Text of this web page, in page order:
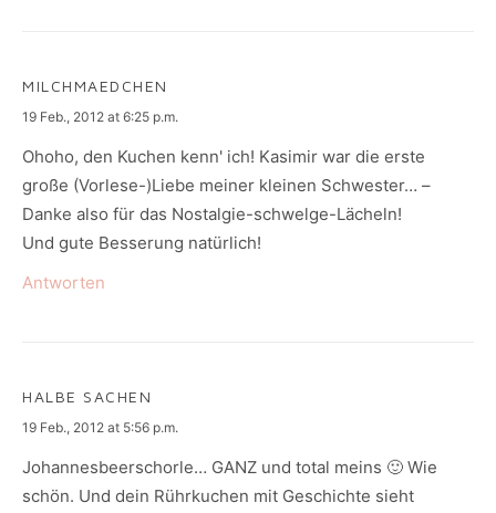
MILCHMAEDCHEN
says:
19 Feb., 2012 at 6:25 p.m.
Ohoho, den Kuchen kenn' ich! Kasimir war die erste
große (Vorlese-)Liebe meiner kleinen Schwester… –
Danke also für das Nostalgie-schwelge-Lächeln!
Und gute Besserung natürlich!
Antworten
HALBE SACHEN
says:
19 Feb., 2012 at 5:56 p.m.
Johannesbeerschorle… GANZ und total meins 🙂 Wie
schön. Und dein Rührkuchen mit Geschichte sieht